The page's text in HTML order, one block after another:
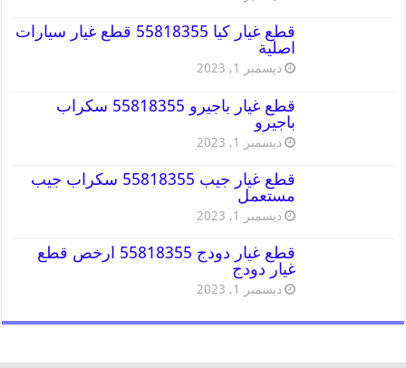
قطع غيار كيا 55818355 قطع غيار سيارات
اصلية
ديسمبر 1, 2023
قطع غيار باجيرو 55818355 سكراب
باجيرو
ديسمبر 1, 2023
قطع غيار جيب 55818355 سكراب جيب
مستعمل
ديسمبر 1, 2023
قطع غيار دودج 55818355 ارخص قطع
غيار دودج
ديسمبر 1, 2023